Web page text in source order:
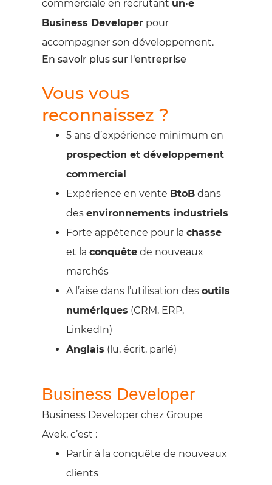
commerciale en recrutant un·e
Business Developer pour
accompagner son développement.
En savoir plus sur l'entreprise
Vous vous
reconnaissez ?
5 ans d’expérience minimum en
prospection et développement
commercial
Expérience en vente BtoB dans
des environnements industriels
Forte appétence pour la chasse
et la conquête de nouveaux
marchés
A l’aise dans l’utilisation des outils
numériques (CRM, ERP,
LinkedIn)
Anglais (lu, écrit, parlé)
Business Developer
Business Developer chez Groupe
Avek, c’est :
Partir à la conquête de nouveaux
clients